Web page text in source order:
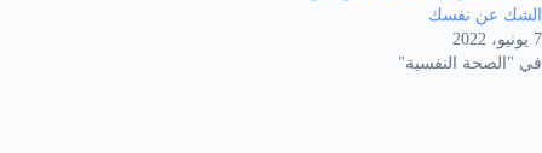
الشك عن نفسك
7 يونيو، 2022
في "الصحة النفسية"